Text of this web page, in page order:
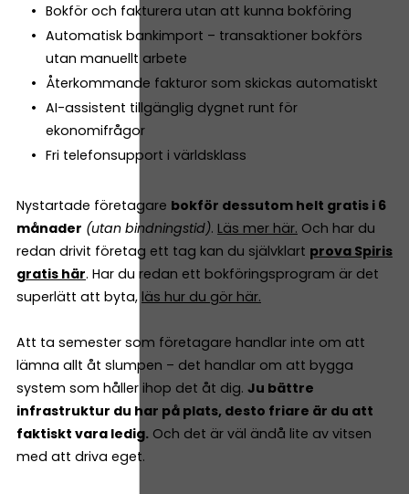
Bokför och fakturera utan att kunna bokföring
Automatisk bankimport – transaktioner bokförs
utan manuellt arbete
Återkommande fakturor som skickas automatiskt
AI-assistent tillgänglig dygnet runt för
ekonomifrågor
Fri telefonsupport i världsklass
Nystartade företagare bokför dessutom helt gratis i 6
månader (utan bindningstid). Läs mer här. Och har du
redan drivit företag ett tag kan du självklart prova Spiris
gratis här. Har du redan ett bokföringsprogram är det
superlätt att byta, läs hur du gör här.
Att ta semester som företagare handlar inte om att
lämna allt åt slumpen – det handlar om att bygga
system som håller ihop det åt dig. Ju bättre
infrastruktur du har på plats, desto friare är du att
faktiskt vara ledig. Och det är väl ändå lite av vitsen
med att driva eget.